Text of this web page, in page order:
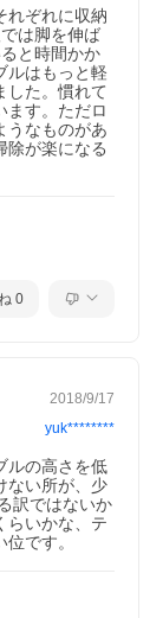
れぞれに収納
は脚を伸ば
と時間かか
ルはもっと軽
した。慣れて
ます。ただロ
うなものがあ
除が楽になる
0
2018/9/17
yuk********
ルの高さを低
ない所が、少
訳ではないか
らいかな、テ
です。